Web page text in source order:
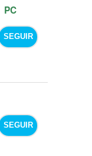
PC
SEGUIR
SEGUIR